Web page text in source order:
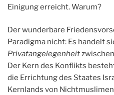
Einigung erreicht. Warum?
Der wunderbare
Paradigma nicht: Es handelt
Privatangelegenheit
Der Kern des Konflikts
die Errichtung des Staates
Kernlands von